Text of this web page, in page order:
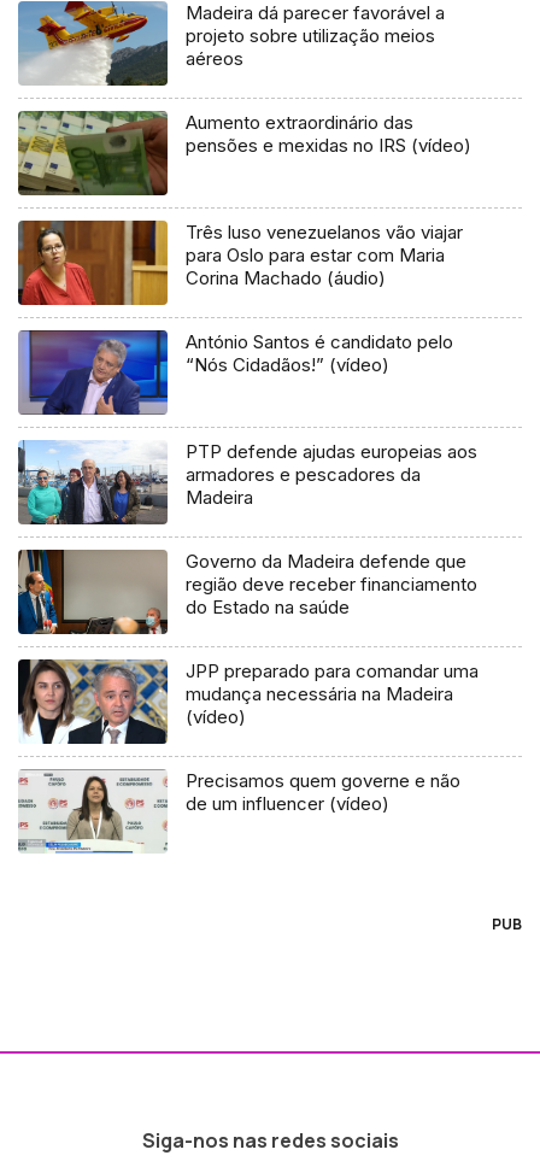
Madeira dá parecer favorável a
projeto sobre utilização meios
aéreos
Aumento extraordinário das
pensões e mexidas no IRS (vídeo)
Três luso venezuelanos vão viajar
para Oslo para estar com Maria
Corina Machado (áudio)
António Santos é candidato pelo
“Nós Cidadãos!” (vídeo)
PTP defende ajudas europeias aos
armadores e pescadores da
Madeira
Governo da Madeira defende que
região deve receber financiamento
do Estado na saúde
JPP preparado para comandar uma
mudança necessária na Madeira
(vídeo)
Precisamos quem governe e não
de um influencer (vídeo)
PUB
Siga-nos nas redes sociais